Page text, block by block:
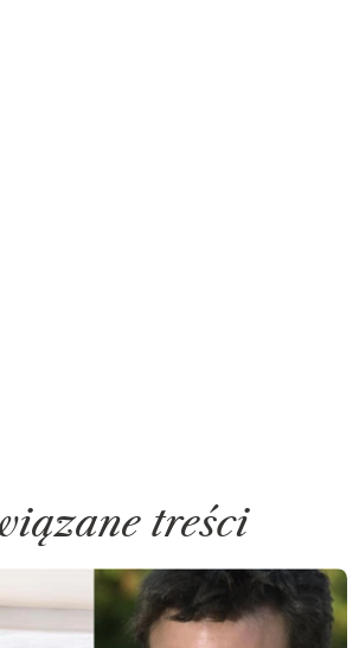
treści